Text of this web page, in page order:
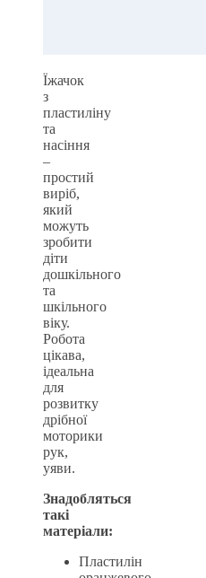
Їжачок
з
пластиліну
та
насіння
–
простий
виріб,
який
можуть
зробити
діти
дошкільного
та
шкільного
віку.
Робота
цікава,
ідеальна
для
розвитку
дрібної
моторики
рук,
уяви.
Знадобляться
такі
матеріали:
Пластилін